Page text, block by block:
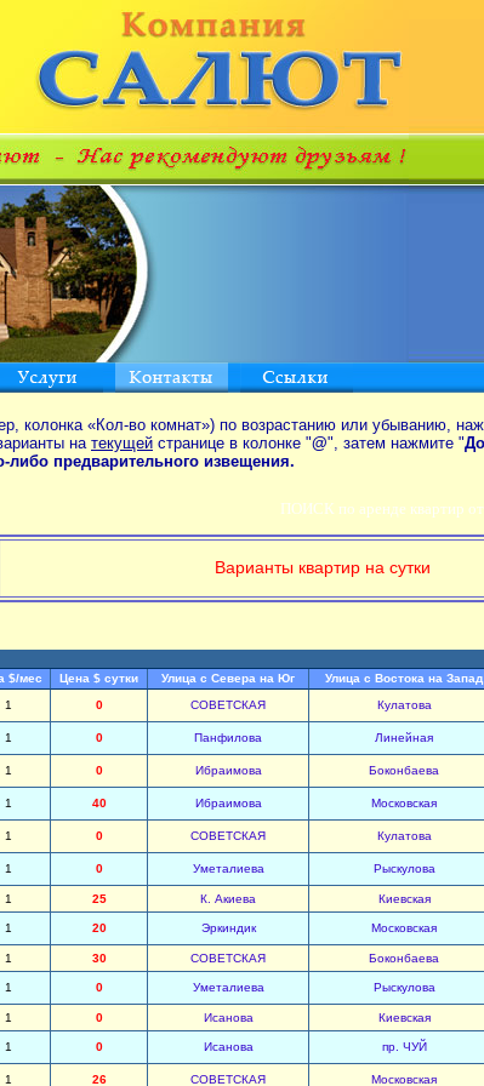
колонка «Кол-во комнат») по возрастанию или убыванию,
натекущей странице в колонке "@", затем нажмите "
либо предварительного извещения.
ПОИСК по аренде квартир
Варианты квартир на сутки
$/мес Цена $ сутки Улица с Севера на Юг Улица с Востока на Запад
1 0 СОВЕТСКАЯ Кулатова
1 0 Панфилова Линейная
1 0 Ибраимова Боконбаева
1 40 Ибраимова Московская
1 0 СОВЕТСКАЯ Кулатова
1 0 Уметалиева Рыскулова
1 25 К. Акиева Киевская
1 20 Эркиндик Московская
1 30 СОВЕТСКАЯ Боконбаева
1 0 Уметалиева Рыскулова
1 0 Исанова Киевская
1 0 Исанова пр. ЧУЙ
1 26 СОВЕТСКАЯ Московская